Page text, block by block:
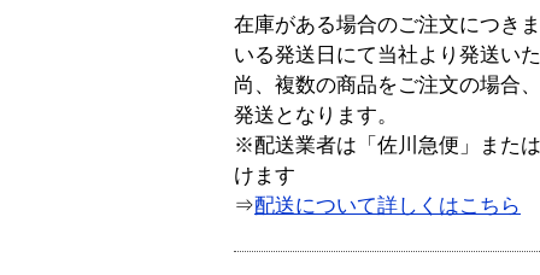
在庫がある場合のご注文につき
いる発送日にて当社より発送い
尚、複数の商品をご注文の場合
発送となります。
※配送業者は「佐川急便」また
けます
⇒配送について詳しくはこちら